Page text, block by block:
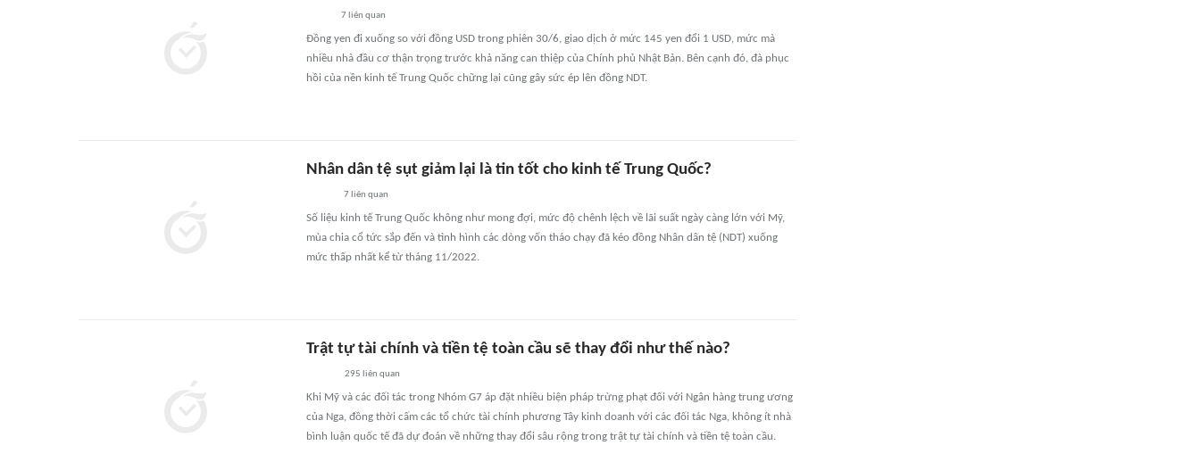
7 liên quan
Đồng yen đi xuống so với đồng USD trong phiên 30/6, giao dịch ở mức 145 yen đổi 1 USD, mức mà
nhiều nhà đầu cơ thận trọng trước khả năng can thiệp của Chính phủ Nhật Bản. Bên cạnh đó, đà phục
hồi của nền kinh tế Trung Quốc chững lại cũng gây sức ép lên đồng NDT.
Nhân dân tệ sụt giảm lại là tin tốt cho kinh tế Trung Quốc?
7 liên quan
Số liệu kinh tế Trung Quốc không như mong đợi, mức độ chênh lệch về lãi suất ngày càng lớn với Mỹ,
mùa chia cổ tức sắp đến và tình hình các dòng vốn tháo chạy đã kéo đồng Nhân dân tệ (NDT) xuống
mức thấp nhất kể từ tháng 11/2022.
Trật tự tài chính và tiền tệ toàn cầu sẽ thay đổi như thế nào?
295 liên quan
Khi Mỹ và các đối tác trong Nhóm G7 áp đặt nhiều biện pháp trừng phạt đối với Ngân hàng trung ương
của Nga, đồng thời cấm các tổ chức tài chính phương Tây kinh doanh với các đối tác Nga, không ít nhà
bình luận quốc tế đã dự đoán về những thay đổi sâu rộng trong trật tự tài chính và tiền tệ toàn cầu.